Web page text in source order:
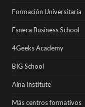
Formación Universitaria
Esneca Business School
4Geeks Academy
BIG School
Aina Institute
Más centros formativos